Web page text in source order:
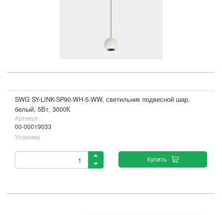
SWG SY-LINK-SP90-WH-5-WW, светильник подвесной шар,
белый, 5Вт, 3000К
Артикул :
00-00019033
Упаковка
Купить